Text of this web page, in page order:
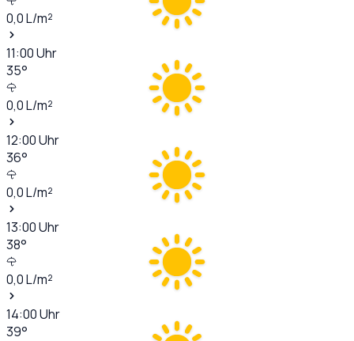
0,0L/m²
11:00Uhr
35°
0,0L/m²
12:00Uhr
36°
0,0L/m²
13:00Uhr
38°
0,0L/m²
14:00Uhr
39°